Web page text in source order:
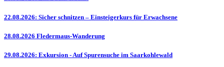
22.08.2026: Sicher schnitzen – Einsteigerkurs für Erwachsene
28.08.2026 Fledermaus-Wanderung
29.08.2026: Exkursion - Auf Spurensuche im Saarkohlewald